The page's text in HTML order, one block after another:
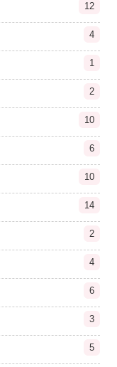
12
4
1
2
10
6
10
14
2
4
6
3
5